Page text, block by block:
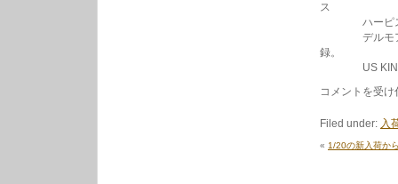
ス
ハーピス
デルモアブ
録。
US KING原
1/24
入
コメントを受
Filed under: 入
« 1/20の新入荷か